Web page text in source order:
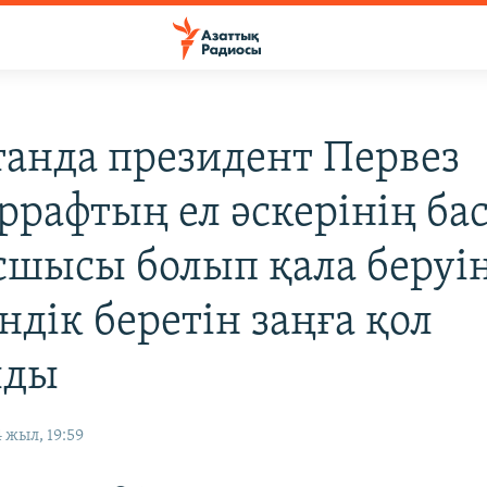
президент Первез
ел әскерінің бас
болып қала
беретін заңға қол
19:59